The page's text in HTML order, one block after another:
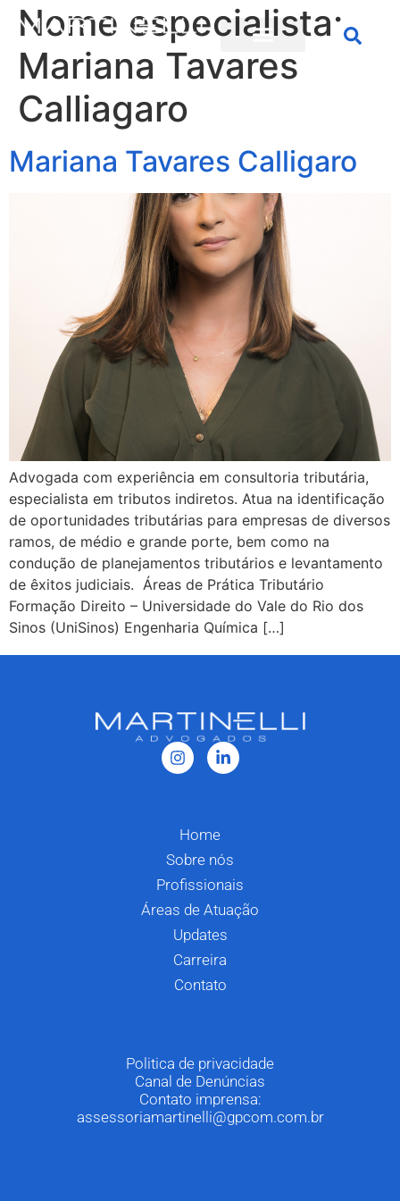
Nome especialista:
Mariana Tavares
Calliagaro
Mariana Tavares Calligaro
Advogada com experiência em consultoria tributária,
especialista em tributos indiretos. Atua na identificação
de oportunidades tributárias para empresas de diversos
ramos, de médio e grande porte, bem como na
condução de planejamentos tributários e levantamento
de êxitos judiciais. Áreas de Prática Tributário
Formação Direito – Universidade do Vale do Rio dos
Sinos (UniSinos) Engenharia Química […]
Home
Sobre nós
Profissionais
Áreas de Atuação
Updates
Carreira
Contato
Politica de privacidade
Canal de Denúncias
Contato imprensa:
assessoriamartinelli@gpcom.com.br